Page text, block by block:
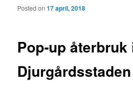
Pop-up återbruk
Djurgårdsstaden
Posted on17 april, 2018